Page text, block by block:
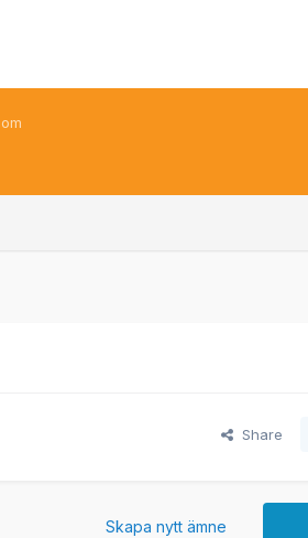
Share
Skapa nytt ämne